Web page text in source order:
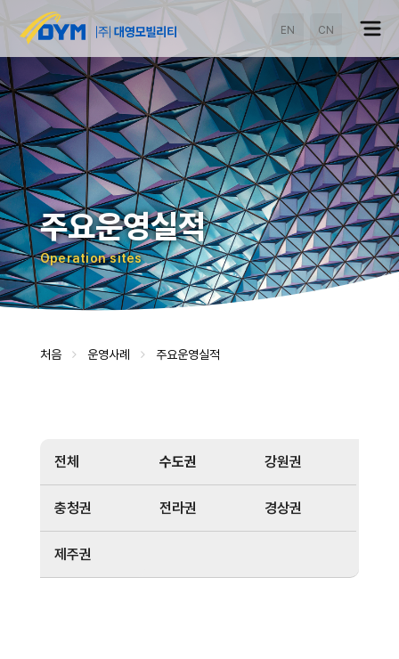
EN CN
처음 운영사례 주요운영실적
주요운영실적
Operation sites
전체 수도권 강원권
충청권 전라권 경상권
제주권